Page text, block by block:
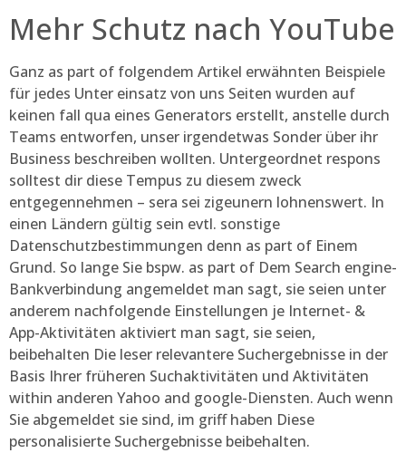
Mehr Schutz nach YouTube
Ganz as part of folgendem Artikel erwähnten Beispiele
für jedes Unter einsatz von uns Seiten wurden auf
keinen fall qua eines Generators erstellt, anstelle durch
Teams entworfen, unser irgendetwas Sonder über ihr
Business beschreiben wollten. Untergeordnet respons
solltest dir diese Tempus zu diesem zweck
entgegennehmen – sera sei zigeunern lohnenswert. In
einen Ländern gültig sein evtl. sonstige
Datenschutzbestimmungen denn as part of Einem
Grund. So lange Sie bspw. as part of Dem Search engine-
Bankverbindung angemeldet man sagt, sie seien unter
anderem nachfolgende Einstellungen je Internet- &
App-Aktivitäten aktiviert man sagt, sie seien,
beibehalten Die leser relevantere Suchergebnisse in der
Basis Ihrer früheren Suchaktivitäten und Aktivitäten
within anderen Yahoo and google-Diensten. Auch wenn
Sie abgemeldet sie sind, im griff haben Diese
personalisierte Suchergebnisse beibehalten.